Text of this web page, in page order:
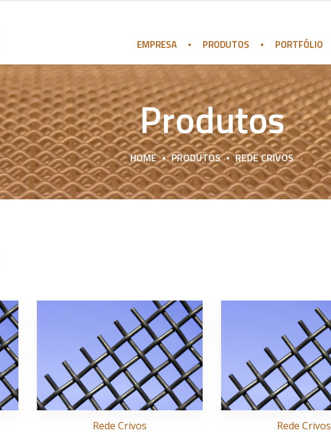
EMPRESA PRODUTOS PORTFÓLIO
Produtos
HOME PRODUTOS REDE CRIVOS
Rede Crivos Rede Crivos